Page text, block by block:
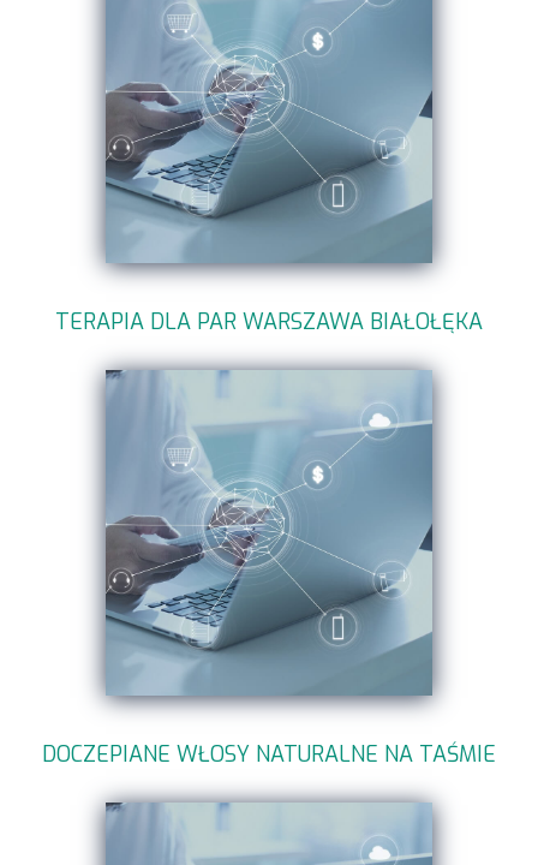
TERAPIA DLA PAR WARSZAWA BIAŁOŁĘKA
DOCZEPIANE WŁOSY NATURALNE NA TAŚMIE